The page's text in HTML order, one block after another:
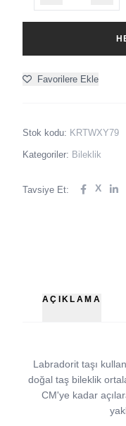
Favorilere Ekle
Stok kodu: KRTWXY79
Kategoriler: Bileklik
Tavsiye Et: X
AÇIKLAMA
Labradorit taşı
doğal taş bileklik
CM'ye kadar